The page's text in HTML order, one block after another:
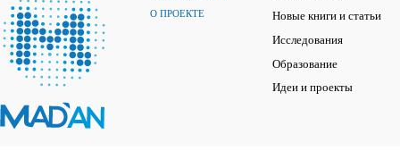
О ПРОЕКТЕ
Новые книги и статьи
Исследования
Образование
Идеи и проекты